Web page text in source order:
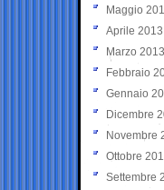
Maggio
Aprile 2013
Marzo 2013
Febbraio
Gennaio
Dicembre
Novembre
Ottobre
Settembre